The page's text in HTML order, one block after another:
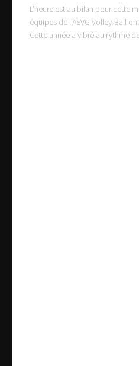
L’heure est au bilan pour cette
équipes de l’ASVG Volley-Ball
Cette année a vibré au rythme